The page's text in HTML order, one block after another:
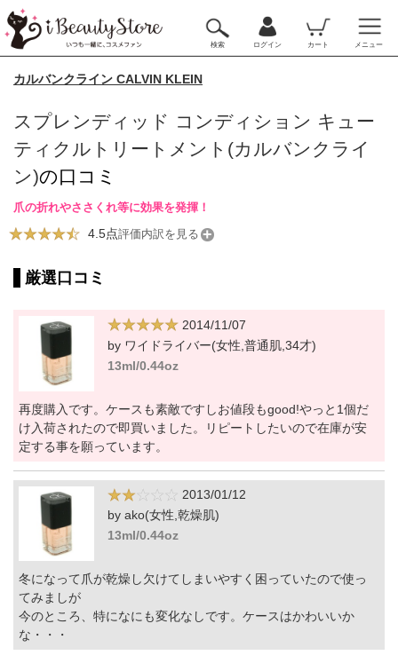
検索 ログイン カート メニュー
カルバンクライン CALVIN KLEIN
スプレンディッド コンディション キュー
ティクルトリートメント(カルバンクライ
ン)の口コミ
爪の折れやささくれ等に効果を発揮！
4.5点評価内訳を見る
厳選口コミ
2014/11/07
by ワイドライバー(女性,普通肌,34才)
13ml/0.44oz
再度購入です。ケースも素敵ですしお値段もgood!やっと1個だ
け入荷されたので即買いました。リピートしたいので在庫が安
定する事を願っています。
2013/01/12
by ako(女性,乾燥肌)
13ml/0.44oz
冬になって爪が乾燥し欠けてしまいやすく困っていたので使っ
てみましが
今のところ、特になにも変化なしです。ケースはかわいいか
な・・・